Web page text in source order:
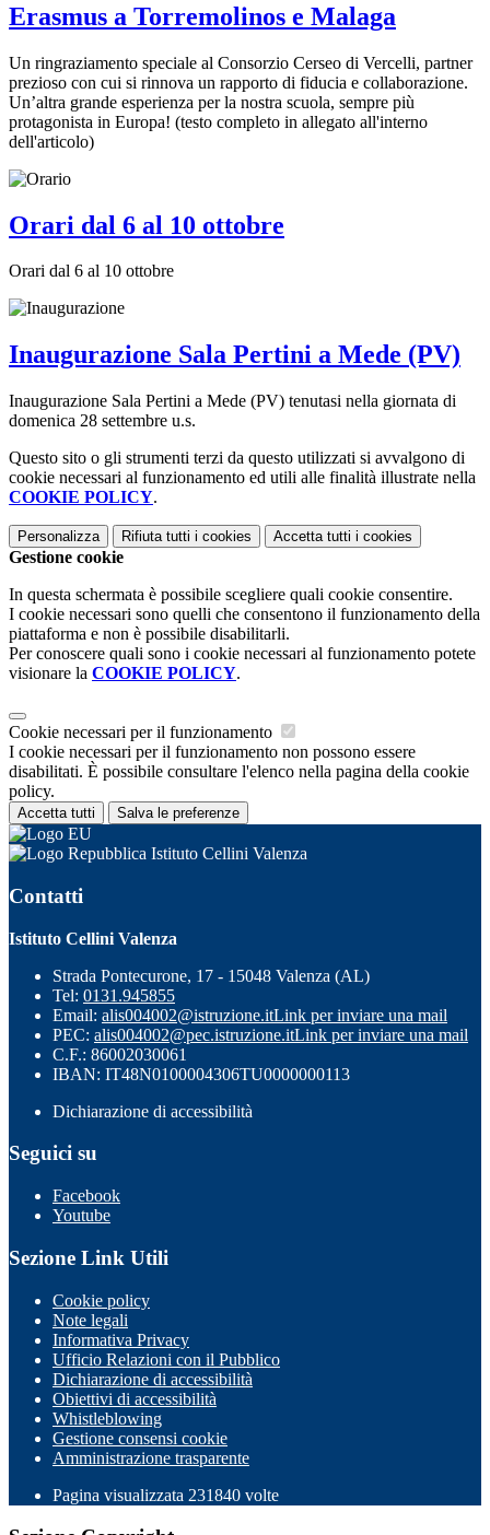
Erasmus a Torremolinos e Malaga
Un ringraziamento speciale al Consorzio Cerseo di Vercelli, partner
prezioso con cui si rinnova un rapporto di fiducia e collaborazione.
Un’altra grande esperienza per la nostra scuola, sempre più
protagonista in Europa! (testo completo in allegato all'interno
dell'articolo)
Orari dal 6 al 10 ottobre
Orari dal 6 al 10 ottobre
Inaugurazione Sala Pertini a Mede (PV)
Inaugurazione Sala Pertini a Mede (PV) tenutasi nella giornata di
domenica 28 settembre u.s.
Questo sito o gli strumenti terzi da questo utilizzati si avvalgono di
cookie necessari al funzionamento ed utili alle finalità illustrate nella
COOKIE POLICY.
Personalizza Rifiuta tutti i cookies Accetta tutti i cookies
Gestione cookie
In questa schermata è possibile scegliere quali cookie consentire.
I cookie necessari sono quelli che consentono il funzionamento della
piattaforma e non è possibile disabilitarli.
Per conoscere quali sono i cookie necessari al funzionamento potete
visionare la COOKIE POLICY.
Cookie necessari per il funzionamento
I cookie necessari per il funzionamento non possono essere
disabilitati. È possibile consultare l'elenco nella pagina della cookie
policy.
Accetta tutti Salva le preferenze
Istituto Cellini Valenza
Contatti
Istituto Cellini Valenza
Strada Pontecurone, 17 - 15048 Valenza (AL)
Tel: 0131.945855
Email: alis004002@istruzione.itLink per inviare una mail
PEC: alis004002@pec.istruzione.itLink per inviare una mail
C.F.: 86002030061
IBAN: IT48N0100004306TU0000000113
Dichiarazione di accessibilità
Seguici su
Facebook
Youtube
Sezione Link Utili
Cookie policy
Note legali
Informativa Privacy
Ufficio Relazioni con il Pubblico
Dichiarazione di accessibilità
Obiettivi di accessibilità
Whistleblowing
Gestione consensi cookie
Amministrazione trasparente
Pagina visualizzata 231840 volte